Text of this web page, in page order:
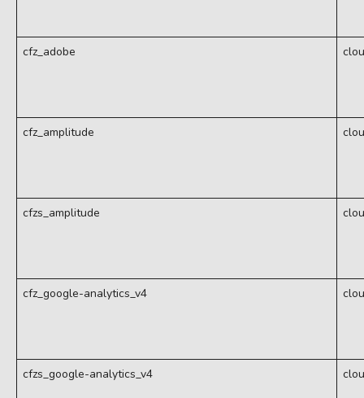
cfz_adobe
cfz_amplitude
cfzs_amplitude
cfz_google-analytics_v4
cfzs_google-analytics_v4